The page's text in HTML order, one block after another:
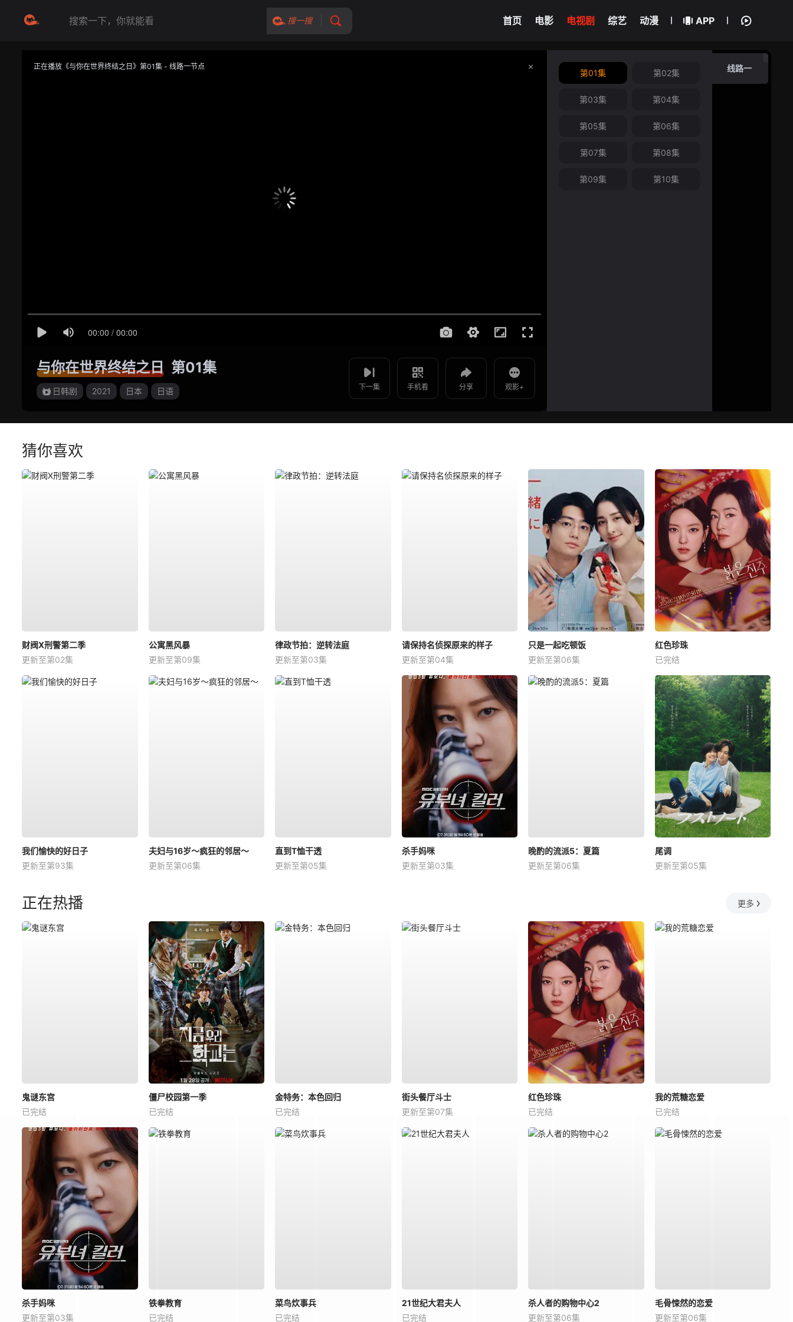
搜一搜 首页 电影 电视剧 综艺 动漫 APP
正在播放《与你在世界终结之日》第01集 - 线路一节点
与你在世界终结之日 第01集
日韩剧 2021 日本 日语 下一集 手机看
与你在世界终结之日 - 第01
分享 观影+
影片报错
如遇无法播放请提交给我们
线路一
第01集 第02集
第03集 第04集
第05集 第06集
第07集 第08集
第09集 第10集
猜你喜欢
财阀X刑警第二季
更新至第02集
公寓黑风暴
更新至第09集
律政节拍：逆转法庭
更新至第03集
请保持名侦探原来的样子
更新至第04集
只是一起吃顿饭
更新至第06集
红色珍珠
已完结
我们愉快的好日子
更新至第93集
夫妇与16岁～疯狂的邻居～
更新至第06集
直到T恤干透
更新至第05集
杀手妈咪
更新至第03集
晚酌的流派5：夏篇
更新至第06集
尾调
更新至第05集
正在热播 更多
鬼谜东宫
已完结
僵尸校园第一季
已完结
金特务：本色回归
已完结
街头餐厅斗士
更新至第07集
红色珍珠
已完结
我的荒糖恋爱
已完结
杀手妈咪
更新至第03集
铁拳教育
已完结
菜鸟炊事兵
已完结
21世纪大君夫人
已完结
杀人者的购物中心2
更新至第06集
毛骨悚然的恋爱
更新至第06集